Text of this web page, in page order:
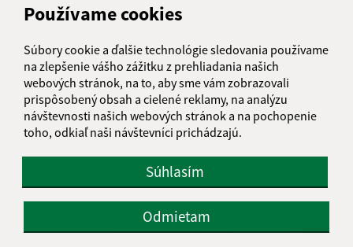
Používame cookies
Súbory cookie a ďalšie technológie sledovania používame
na zlepšenie vášho zážitku z prehliadania našich
webových stránok, na to, aby sme vám zobrazovali
prispôsobený obsah a cielené reklamy, na analýzu
návštevnosti našich webových stránok a na pochopenie
toho, odkiaľ naši návštevníci prichádzajú.
Súhlasím
Odmietam
04.08.2026 11:27 hod.
RSS
Správca obsahu:
Správca obsahu je Obec Zemplínska Teplica.
Vytvorené v súlade sJednotným dizajn manuálom
elektronických služieb.
CMS systém (redakčný) systém ECHELON 2
web portál
webhosting
wbx, s.r.o. domény
registrácia domény
spoločnosť wbx, s.r.o.